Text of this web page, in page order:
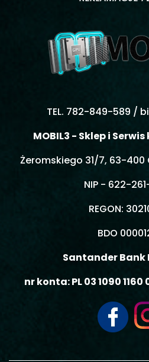
TEL. 782-849-589 /
MOBIL3 - Sklep i
Żeromskiego 31/7, 63-
NIP - 622-
REGON:
BDO
Santander Bank
nr konta: PL 03 1090 1160